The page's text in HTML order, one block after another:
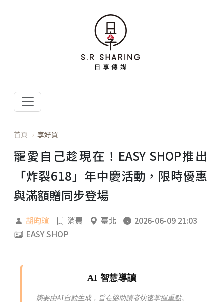
首頁 享好買
寵愛自己趁現在！EASY SHOP推出
「炸裂618」年中慶活動，限時優惠
與滿額贈同步登場
胡昀瑄 消費 臺北
2026-06-09 21:03
EASY SHOP
AI 智慧導讀
摘要由AI自動生成，旨在協助讀者快速掌握重點。